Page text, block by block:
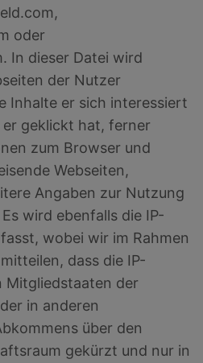
oder
In dieser Datei wird
der Nutzer
Inhalte er sich interessiert
geklickt hat, ferner
zum Browser und
Webseiten,
Angaben zur Nutzung
wird ebenfalls die IP-
wobei wir im Rahmen
dass die IP-
Mitgliedstaaten der
in anderen
über den
gekürzt und nur in